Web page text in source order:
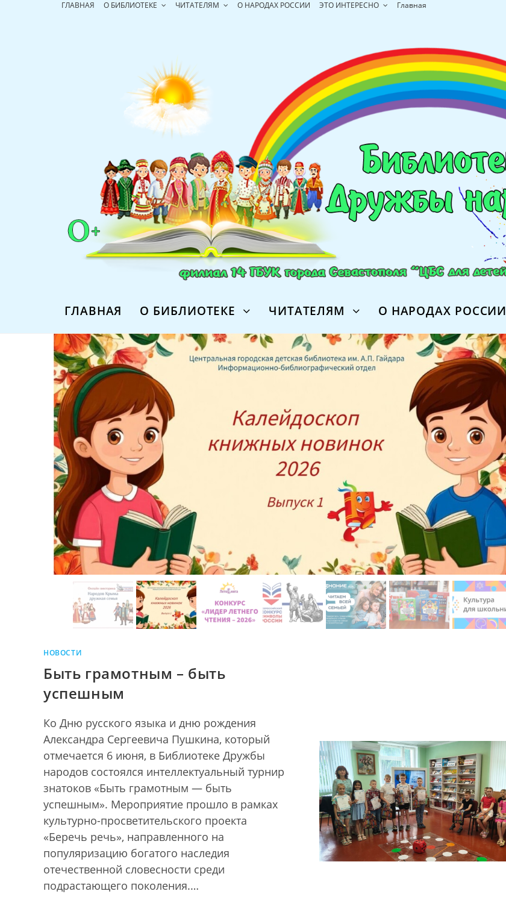
ГЛАВНАЯ О БИБЛИОТЕКЕ ЧИТАТЕЛЯМ О НАРОДАХ РОССИИ ЭТО ИНТЕРЕСНО Главная
ГЛАВНАЯ О БИБЛИОТЕКЕ ЧИТАТЕЛЯМ О НАРОДАХ РОССИИ
НОВОСТИ
Быть грамотным – быть
успешным
Ко Дню русского языка и дню рождения
Александра Сергеевича Пушкина, который
отмечается 6 июня, в Библиотеке Дружбы
народов состоялся интеллектуальный турнир
знатоков «Быть грамотным — быть
успешным». Мероприятие прошло в рамках
культурно-просветительского проекта
«Беречь речь», направленного на
популяризацию богатого наследия
отечественной словесности среди
подрастающего поколения.…